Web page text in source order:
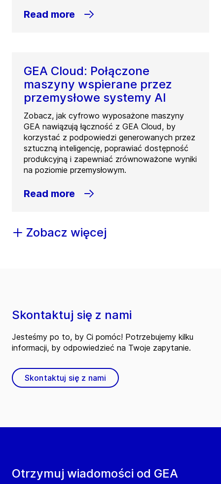
Read more
GEA Cloud: Połączone
maszyny wspierane przez
przemysłowe systemy AI
Zobacz, jak cyfrowo wyposażone maszyny
GEA nawiązują łączność z GEA Cloud, by
korzystać z podpowiedzi generowanych przez
sztuczną inteligencję, poprawiać dostępność
produkcyjną i zapewniać zrównoważone wyniki
na poziomie przemysłowym.
Read more
Zobacz więcej
Otrzymuj wiadomości od GEA
Skontaktuj się z nami
Jesteśmy po to, by Ci pomóc! Potrzebujemy kilku
informacji, by odpowiedzieć na Twoje zapytanie.
Skontaktuj się z nami